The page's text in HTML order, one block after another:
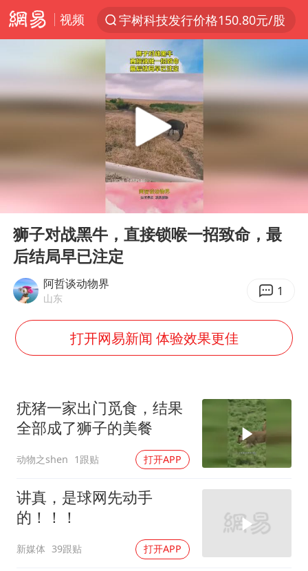
视频
宇树科技发行价格150.80元/股
台风白海豚最新路径
昆明石林火把节
中央气象台发布台风黄色预警
我国编制完成新版全月地质图
胡塞武装袭扰红海航运行动升级
80后女柜员逆袭成4200亿银行副行长
27岁女子成组织卖淫集团主犯被通缉
泰国一女公务员妆容引争议 本人回应
首次证实！“胶球”存在
东方甄选被判赔偿江小白30万元
奋进开新局 实干挑大梁
Play
狮子对战黑牛，直接锁喉一招致命，最
后结局早已注定
阿哲谈动物界
山东 1
打开网易新闻 体验效果更佳
疣猪一家出门觅食，结果
全部成了狮子的美餐
动物之shen 1跟贴 打开APP
讲真，是球网先动手
的！！！
新媒体 39跟贴 打开APP